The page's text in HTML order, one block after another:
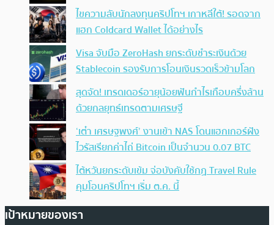
ไขความลับนักลงทุนคริปโทฯ เกาหลีใต้! รอดจาก
แฮก Coldcard Wallet ได้อย่างไร
Visa จับมือ ZeroHash ยกระดับชำระเงินด้วย
Stablecoin รองรับการโอนเงินรวดเร็วข้ามโลก
สุดจัด! เทรดเดอร์อายุน้อยฟันกำไรเกือบครึ่งล้าน
ด้วยกลยุทธ์เทรดตามเศรษฐี
‘เต๋า เศรษฐพงศ์’ งานเข้า NAS โดนแฮกเกอร์ฝัง
ไวรัสเรียกค่าไถ่ Bitcoin เป็นจำนวน 0.07 BTC
ไต้หวันยกระดับเข้ม จ่อบังคับใช้กฏ Travel Rule
คุมโอนคริปโทฯ เริ่ม ต.ค. นี้
เป้าหมายของเรา